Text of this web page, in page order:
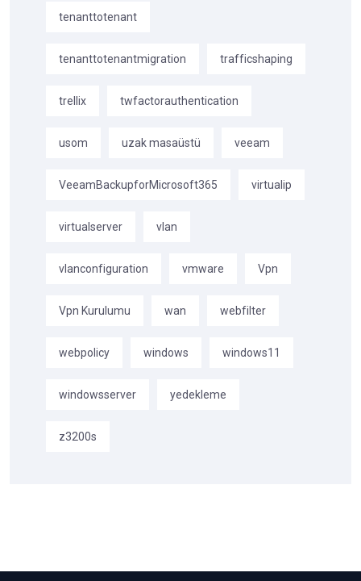
tenanttotenant
tenanttotenantmigration trafficshaping
trellix twfactorauthentication
usom uzak masaüstü veeam
VeeamBackupforMicrosoft365 virtualip
virtualserver vlan
vlanconfiguration vmware Vpn
Vpn Kurulumu wan webfilter
webpolicy windows windows11
windowsserver yedekleme
z3200s